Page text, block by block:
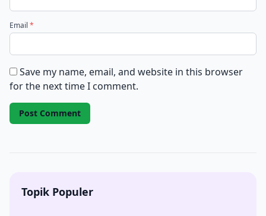
Email *
Save my name, email, and website in this browser
for the next time I comment.
Topik Populer